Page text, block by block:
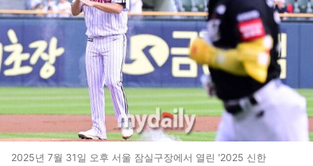
2025년 7월 31일 오후 서울 잠실구장에서 열린 '2025 신한